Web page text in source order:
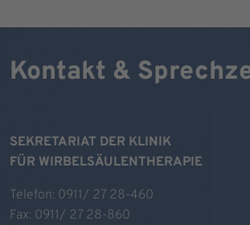
Kontakt &
SEKRETARIAT DER KLINIK
FÜR WIRBELSÄULENTHERAPIE
Telefon: 0911/ 27 28-460
Fax: 0911/ 27 28-860